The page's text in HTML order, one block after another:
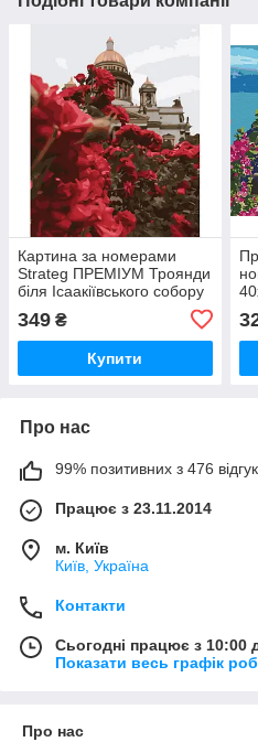
Картина за номерами
Strateg ПРЕМІУМ Троянди
біля Ісаакіївського собору
з лаком розміром 40х50
см (GS1241)
349 ₴
Купити
Про нас
99% позитивних з 476
Працює з 23.11.2014
м. Київ
Київ, Україна
Контакти
Сьогодні працює з 10:00
Показати весь графік
Про нас